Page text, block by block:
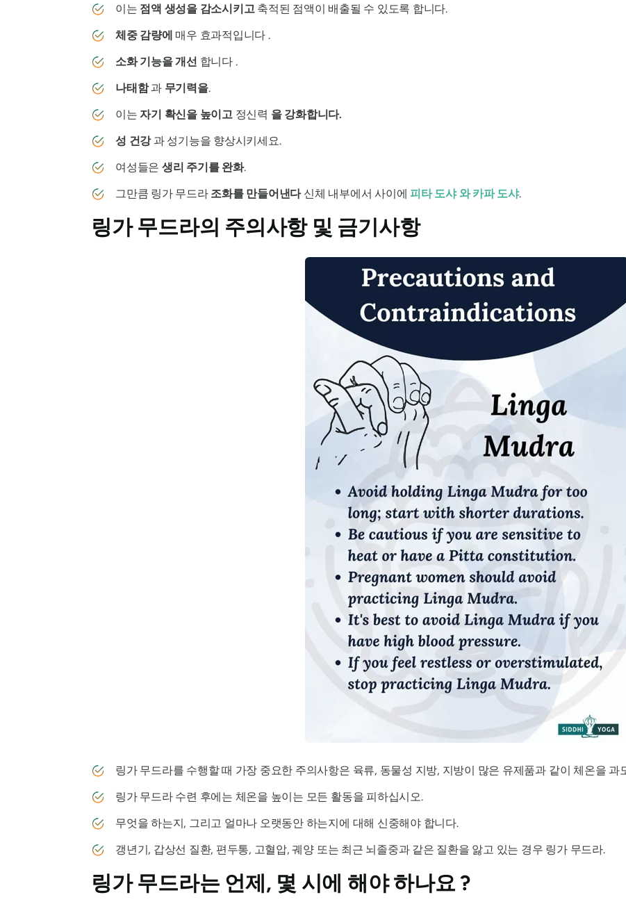
이는 점액 생성을 감소시키고축적된 점액이 배출될 수 있도록 합니다.
체중 감량에 매우 효과적입니다 .
소화 기능을 개선 합니다 .
나태함과 무기력을.
이는자기 확신을 높이고정신력 을 강화합니다.
성 건강과 성기능을 향상시키세요.
여성들은 생리 주기를 완화.
그만큼 링가 무드라 조화를 만들어낸다신체 내부에서 사이에 피타 도샤와카파 도샤.
링가 무드라의 주의사항 및 금기사항
링가 무드라를 수행할 때 가장 중요한 주의사항은 육류, 동물성 지방, 지방이 많은 유제품과 같이 체온을
링가 무드라수련 후에는 체온을 높이는 모든 활동을 피하십시오.
무엇을 하는지, 그리고 얼마나 오랫동안 하는지에 대해 신중해야 합니다.
갱년기, 갑상선 질환, 편두통, 고혈압, 궤양 또는 최근 뇌졸중과 같은 질환을 앓고 있는 경우 링가 무드라.
링가 무드라는 언제, 몇 시에 해야 하나요 ?